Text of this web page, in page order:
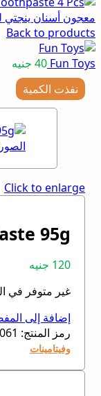
معجون أسنان ينجتي
Back to products
Fun Toys
40 جنيه
نفذت الكمية
Click to enlarge
95g
120 جنيه
غير متوفر في
إضافة إلى
رمز المنتج:
وفيتامينات